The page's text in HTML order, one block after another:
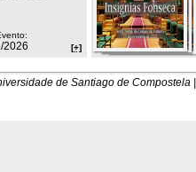
2026 [+]
de Santiago de